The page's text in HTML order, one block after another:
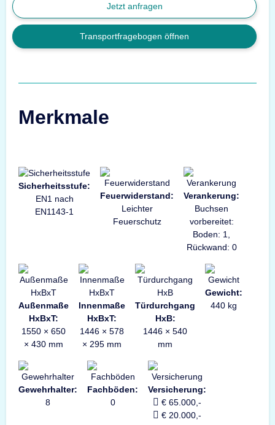
Jetzt anfragen
Transportfragebogen öffnen
Merkmale
Sicherheitsstufe:
EN1 nach
EN1143-1
Feuerwiderstand:
Leichter
Feuerschutz
Verankerung:
Buchsen
vorbereitet:
Boden: 1,
Rückwand: 0
Außenmaße
HxBxT:
1550 × 650
× 430 mm
Innenmaße
HxBxT:
1446 × 578
× 295 mm
Türdurchgang
HxB:
1446 × 540
mm
Gewicht:
440 kg
Gewehrhalter:
8
Fachböden:
0
Versicherung:
€ 65.000,-
€ 20.000,-